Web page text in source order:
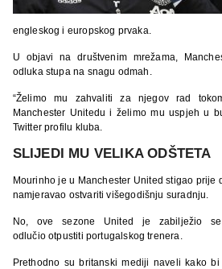
engleskog i europskog prvaka.
U objavi na društvenim mrežama,
odluka stupa na snagu odmah.
“Želimo mu zahvaliti za njegov rad
Manchester Unitedu i želimo mu uspjeh u
Twitter profilu kluba.
SLIJEDI MU VELIKA ODŠTETA
Mourinho je u Manchester United stigao prije
namjeravao ostvariti višegodišnju suradnju.
No, ove sezone United je zabilježio
odlučio otpustiti portugalskog trenera.
Prethodno su britanski mediji naveli kako